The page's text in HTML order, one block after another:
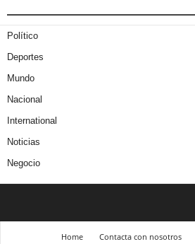
Político
Deportes
Mundo
Nacional
International
Noticias
Negocio
Home Contacta con nosotros